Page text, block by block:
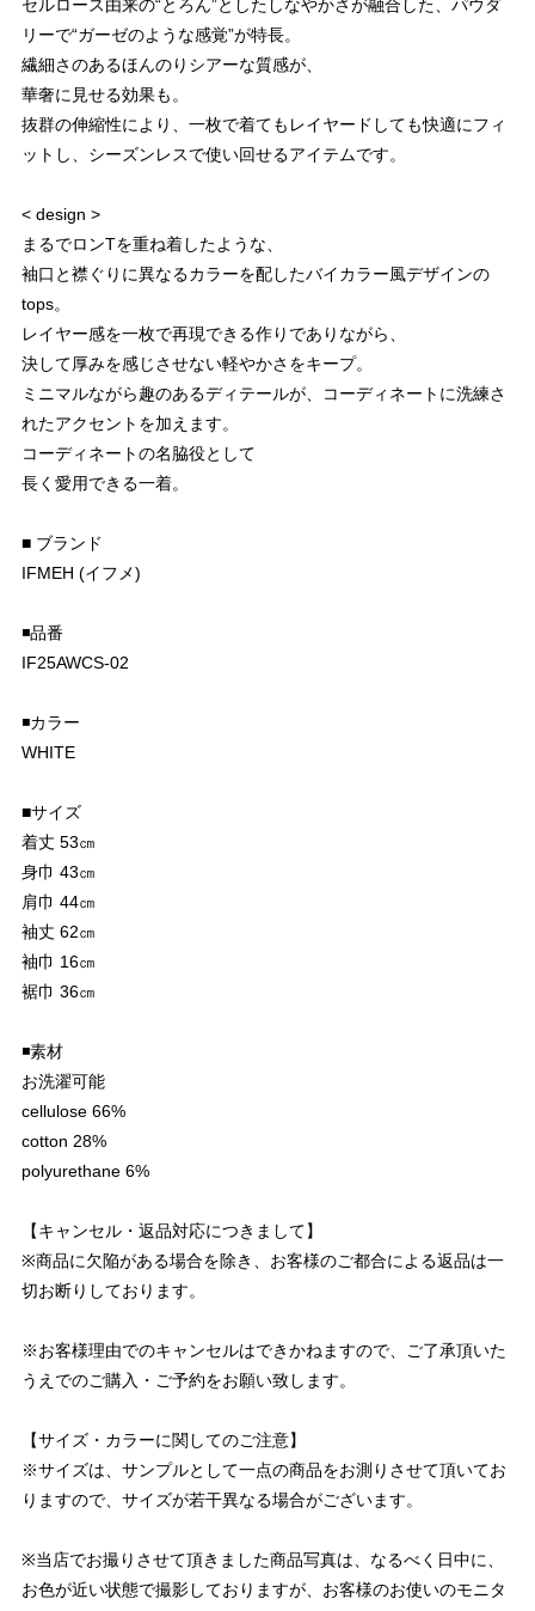
セルロース由来の“とろん”としたしなやかさが融合した、パウダ
リーで“ガーゼのような感覚”が特長。
繊細さのあるほんのりシアーな質感が、
華奢に見せる効果も。
抜群の伸縮性により、一枚で着てもレイヤードしても快適にフィ
ットし、シーズンレスで使い回せるアイテムです。
< design >
まるでロンTを重ね着したような、
袖口と襟ぐりに異なるカラーを配したバイカラー風デザインの
tops。
レイヤー感を一枚で再現できる作りでありながら、
決して厚みを感じさせない軽やかさをキープ。
ミニマルながら趣のあるディテールが、コーディネートに洗練さ
れたアクセントを加えます。
コーディネートの名脇役として
長く愛用できる一着。
■ ブランド
IFMEH (イフメ)
◾️品番
IF25AWCS-02
◾️カラー
WHITE
■サイズ
着丈 53㎝
身巾 43㎝
肩巾 44㎝
袖丈 62㎝
袖巾 16㎝
裾巾 36㎝
◾️素材
お洗濯可能
cellulose 66%
cotton 28%
polyurethane 6%
【キャンセル・返品対応につきまして】
※商品に欠陥がある場合を除き、お客様のご都合による返品は一
切お断りしております。
※お客様理由でのキャンセルはできかねますので、ご了承頂いた
うえでのご購入・ご予約をお願い致します。
【サイズ・カラーに関してのご注意】
※サイズは、サンプルとして一点の商品をお測りさせて頂いてお
りますので、サイズが若干異なる場合がございます。
※当店でお撮りさせて頂きました商品写真は、なるべく日中に、
お色が近い状態で撮影しておりますが、お客様のお使いのモニタ